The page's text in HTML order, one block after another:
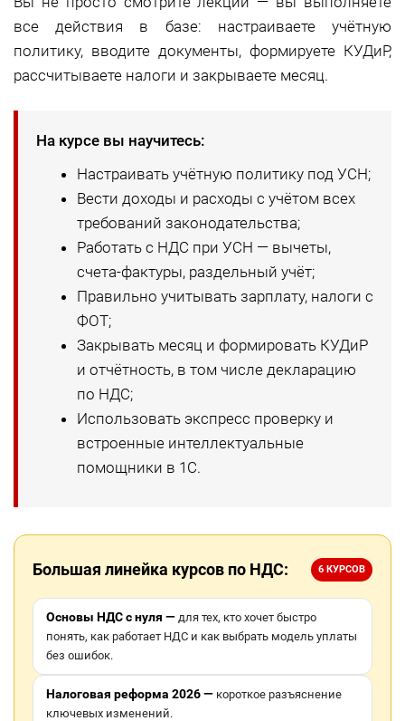
все действия в базе: настраиваете учётную
политику, вводите документы, формируете КУДиР,
рассчитываете налоги и закрываете месяц.
На курсе вы научитесь:
Настраивать учётную политику под УСН;
Вести доходы и расходы с учётом всех
требований законодательства;
Работать с НДС при УСН — вычеты,
счета-фактуры, раздельный учёт;
Правильно учитывать зарплату, налоги с
ФОТ;
Закрывать месяц и формировать КУДиР
и отчётность, в том числе декларацию
по НДС;
Использовать экспресс проверку и
встроенные интеллектуальные
помощники в 1С.
Большая линейка курсов по НДС: 6 КУРСОВ
Основы НДС с нуля — для тех, кто хочет быстро
понять, как работает НДС и как выбрать модель уплаты
без ошибок.
Налоговая реформа 2026 — короткое разъяснение
ключевых изменений.